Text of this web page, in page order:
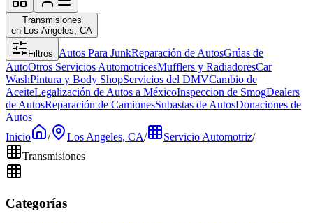
Transmisiones
en Los Angeles, CA
Filtros Autos Para JunkReparación de AutosGrúas de
AutoOtros Servicios AutomotricesMufflers y RadiadoresCar
WashPintura y Body ShopServicios del DMVCambio de
AceiteLegalización de Autos a MéxicoInspeccion de SmogDealers
de AutosReparación de CamionesSubastas de AutosDonaciones de
Autos
Inicio
/ Los Angeles, CA/ Servicio Automotriz/
Transmisiones
Categorías